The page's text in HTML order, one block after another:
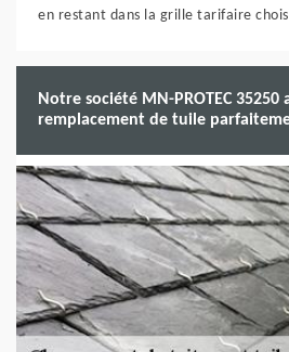
en restant dans la grille tarifaire
Notre société MN-PROTEC 35250
remplacement de tuile